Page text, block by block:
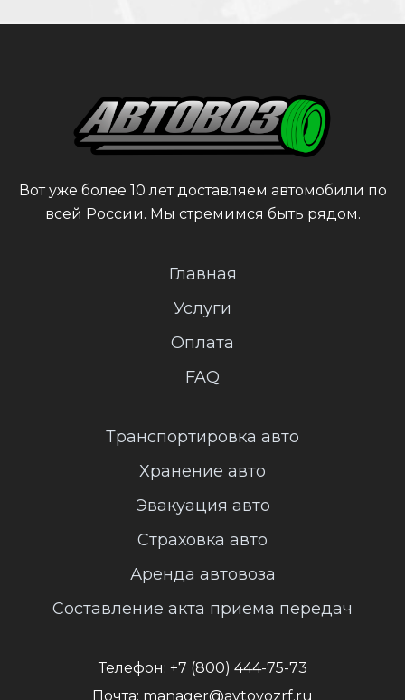
Вот уже более 10 лет доставляем автомобили по
всей России. Мы стремимся быть рядом.
Главная
Услуги
Оплата
FAQ
Транспортировка авто
Хранение авто
Эвакуация авто
Страховка авто
Аренда автовоза
Составление акта приема передач
Телефон: +7 (800) 444-75-73
Почта: manager@avtovozrf.ru